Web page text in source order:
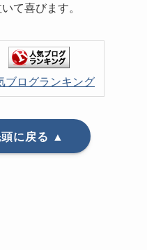
て喜びます。
ブログランキング
に戻る ▲